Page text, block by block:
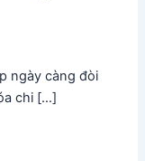
ngày càng đòi
chi […]